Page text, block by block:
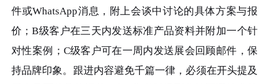
件或WhatsApp消息，附上会谈中讨论的具体方案与报
价；B级客户在三天内发送标准产品资料并附加一个针
对性案例；C级客户可在一周内发送展会回顾邮件，保
持品牌印象。跟进内容避免千篇一律，必须在开头提及